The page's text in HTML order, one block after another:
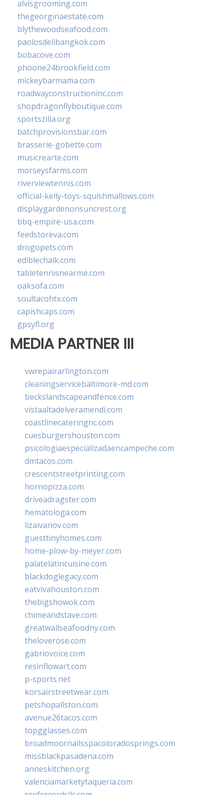
alvisgrooming.com
thegeorginaestate.com
blythewoodseafood.com
paolosdelibangkok.com
bobacove.com
phoone24brookfield.com
mickeybarmama.com
roadwayconstructioninc.com
shopdragonflyboutique.com
sportszilla.org
batchprovisionsbar.com
brasserie-gobette.com
musicrearte.com
morseysfarms.com
riverviewtennis.com
official-kelly-toys-squishmallows.com
displaygardenonsuncrest.org
bbq-empire-usa.com
feedstoreva.com
drogopets.com
ediblechalk.com
tabletennisnearme.com
oaksofa.com
soultacohtx.com
capishcaps.com
gpsyfl.org
MEDIA PARTNER III
vwrepairarlington.com
cleaningservicebaltimore-md.com
beckslandscapeandfence.com
vistaaltadelveramendi.com
coastlinecateringnc.com
cuesburgershouston.com
psicologiaespecializadaencampeche.com
dmtacos.com
crescentstreetprinting.com
hornopizza.com
driveadragster.com
hematologa.com
lizaivanov.com
guesttinyhomes.com
home-plow-by-meyer.com
palatelatincuisine.com
blackdoglegacy.com
eatvivahouston.com
thebigshowok.com
chimeandstave.com
greatwallseafoodny.com
theloverose.com
gabriovoice.com
resinflowart.com
p-sports.net
korsairstreetwear.com
petshopallston.com
avenue26tacos.com
topgglasses.com
broadmoornailsspacoloradosprings.com
missblackpasadena.com
anneskitchen.org
valenciamarketytaqueria.com